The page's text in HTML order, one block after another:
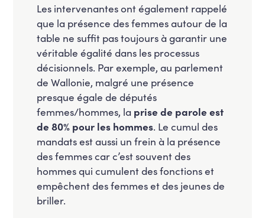
Les intervenantes ont également rappelé
que la présence des femmes autour de la
table ne suffit pas toujours à garantir une
véritable égalité dans les processus
décisionnels. Par exemple, au parlement
de Wallonie, malgré une présence
presque égale de députés
femmes/hommes, la prise de parole est
de 80% pour les hommes. Le cumul des
mandats est aussi un frein à la présence
des femmes car c’est souvent des
hommes qui cumulent des fonctions et
empêchent des femmes et des jeunes de
briller.